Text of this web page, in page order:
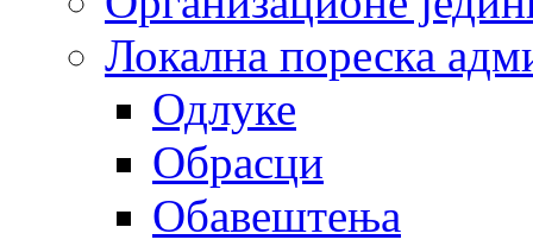
Локална пореска
Одлуке
Обрасци
Обавештења